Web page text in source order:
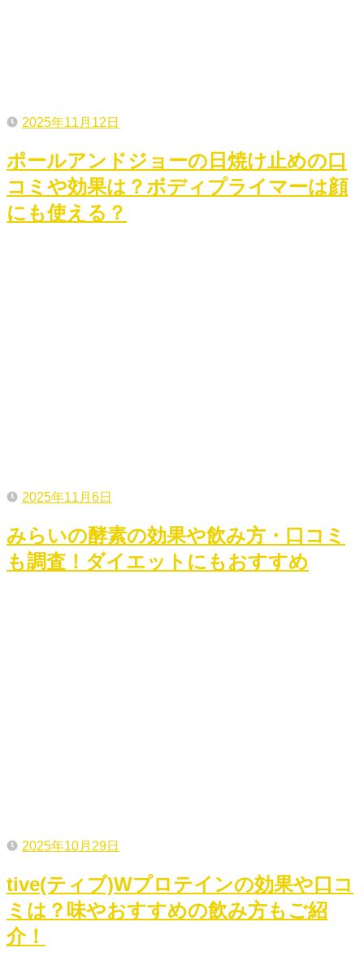
2025年11月12日
ポールアンドジョーの日焼け止めの口
コミや効果は？ボディプライマーは顔
にも使える？
2025年11月6日
みらいの酵素の効果や飲み方・口コミ
も調査！ダイエットにもおすすめ
2025年10月29日
tive(ティブ)Wプロテインの効果や口コ
ミは？味やおすすめの飲み方もご紹
介！